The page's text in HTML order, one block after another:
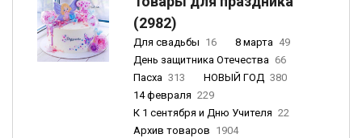
(2982)
Для свадьбы 16 8 марта 49
День защитника Отечества 66
Пасха 313 НОВЫЙ ГОД 380
14 февраля 229
К 1 сентября и Дню Учителя 22
Архив товаров 1904